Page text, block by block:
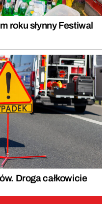
roku słynny Festiwal
Droga całkowicie